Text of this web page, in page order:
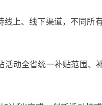
上、线下渠道，不同所
活动全省统一补贴范围